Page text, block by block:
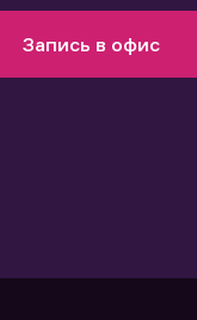
Запись в офис
Запись в офис